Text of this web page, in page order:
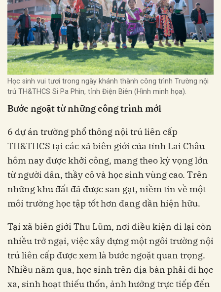
Học sinh vui tươi trong ngày khánh thành công trình Trường nội
trú TH&THCS Si Pa Phìn, tỉnh Điện Biên (Hình minh họa).
Bước ngoặt từ những công trình mới
6 dự án trường phổ thông nội trú liên cấp
TH&THCS tại các xã biên giới của tỉnh Lai Châu
hôm nay được khởi công, mang theo kỳ vọng lớn
từ người dân, thầy cô và học sinh vùng cao. Trên
những khu đất đã được san gạt, niềm tin về một
môi trường học tập tốt hơn đang dần hiện hữu.
Tại xã biên giới Thu Lũm, nơi điều kiện đi lại còn
nhiều trở ngại, việc xây dựng một ngôi trường nội
trú liên cấp được xem là bước ngoặt quan trọng.
Nhiều năm qua, học sinh trên địa bàn phải đi học
xa, sinh hoạt thiếu thốn, ảnh hưởng trực tiếp đến